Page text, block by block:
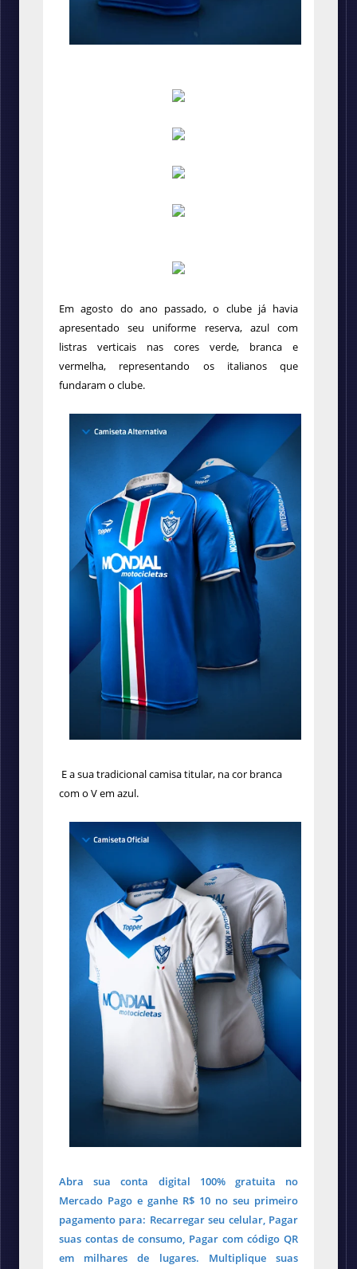
Em agosto do ano passado, o clube já havia
apresentado seu uniforme reserva, azul com
listras verticais nas cores verde, branca e
vermelha, representando os italianos que
fundaram o clube.
E a sua tradicional camisa titular, na cor branca
com o V em azul.
Abra sua conta digital 100% gratuita no
Mercado Pago e ganhe R$ 10 no seu primeiro
pagamento para: Recarregar seu celular, Pagar
suas contas de consumo, Pagar com código QR
em milhares de lugares. Multiplique suas